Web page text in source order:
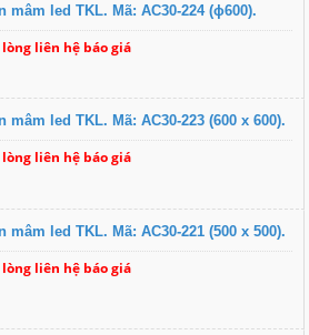
mâm led TKL. Mã: AC30-224 (ɸ600).
liên hệ báo giá
mâm led TKL. Mã: AC30-223 (600 x 600).
liên hệ báo giá
mâm led TKL. Mã: AC30-221 (500 x 500).
liên hệ báo giá